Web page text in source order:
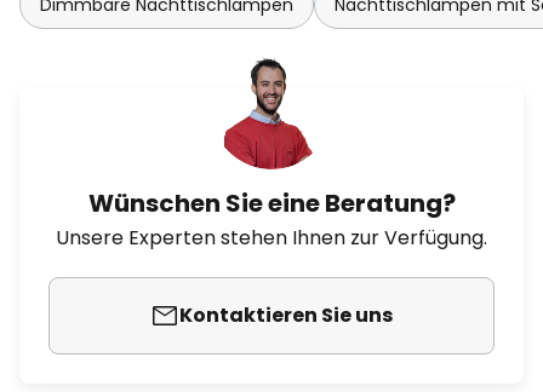
Dimmbare Nachttischlampen Nachttischlampen mit
Wünschen Sie eine Beratung?
Unsere Experten stehen Ihnen zur Verfügung.
Kontaktieren Sie uns